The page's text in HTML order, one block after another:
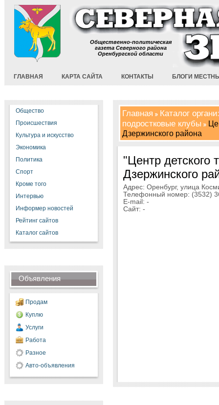
Общественно-политическая
газета Северного района
Оренбургской области
ГЛАВНАЯ КАРТА САЙТА КОНТАКТЫ БЛОГИ
Общество
Происшествия
Культура и искусство
Экономика
Политика
Спорт
Кроме того
Интервью
Информер новостей
Рейтинг сайтов
Каталог сайтов
Объявления
Продам
Куплю
Услуги
Работа
Разное
Авто-объявления
Главная
Каталог
подростковые клубы
Дзержинского района
"Центр детского
Дзержинского
Адрес: Оренбург, улица
Телефонный номер: (3532)
E-mail: -
Сайт: -